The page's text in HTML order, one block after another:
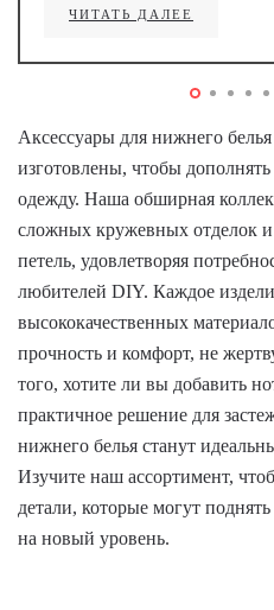
ЧИТАТЬ ДАЛЕЕ
Аксессуары для нижнего
изготовлены, чтобы
одежду. Наша обширная
сложных кружевных отделок
петель, удовлетворяя
любителей DIY. Каждое
высококачественных
прочность и комфорт, не
того, хотите ли вы добавить
практичное решение для
нижнего белья станут
Изучите наш ассортимент,
детали, которые могут
на новый уровень.